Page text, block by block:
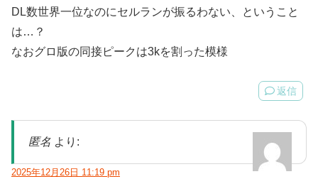
DL数世界一位なのにセルランが振るわない、ということ
は…？
なおグロ版の同接ピークは3kを割った模様
返信
匿名 より:
2025年12月26日 11:19 pm